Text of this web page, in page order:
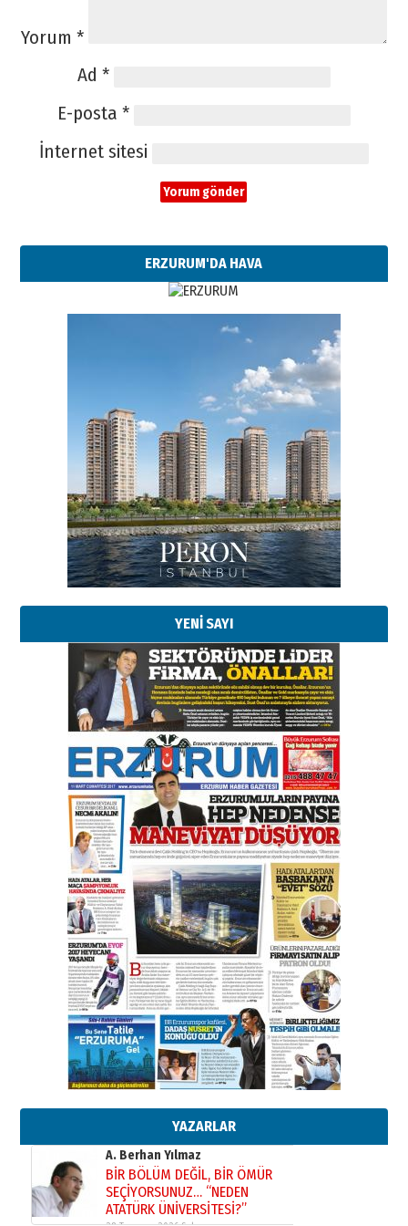
Yorum *
Ad *
E-posta *
İnternet sitesi
ERZURUM'DA HAVA
YENİ SAYI
YAZARLAR
Esat BİNDESEN
Başkan Sekmen’den Erzurum’a
bir vizyon proje daha!
02 Ağustos 2026 Pazar
Kadir SABUNCUOĞLU
Erzurumspor’un köşe taşları
29 Haziran 2026 Pazartesi
Kenan GÜLERCİ
Murat Şahsuvaroğlu ERKON’da
çıtayı yukarı taşırken,
yönetimdekiler aşağı
çekmemeli!
17 Şubat 2026 SalıOrhan BOZKURT
Bir fotoğraf, bir şehir, bir
gazeteci… Dizginler kimin
elinde?
31 Mart 2026 Salı
A. Berhan Yılmaz
BİR BÖLÜM DEĞİL, BİR ÖMÜR
SEÇİYORSUNUZ… “NEDEN
ATATÜRK ÜNİVERSİTESİ?”
28 Temmuz 2026 Salı
Ahmet Gökhan YAZICI
Ahmed Yesevi’den bir Alperen…
”Reisimiz” idi… Hakka yürüdü.!
Cem Bakırcı
Ardında bıraktığı hatıralarıyla
gönül adamı Faruk Terzioğlu!